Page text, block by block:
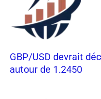
GBP/USD devrait
autour de 1.2450